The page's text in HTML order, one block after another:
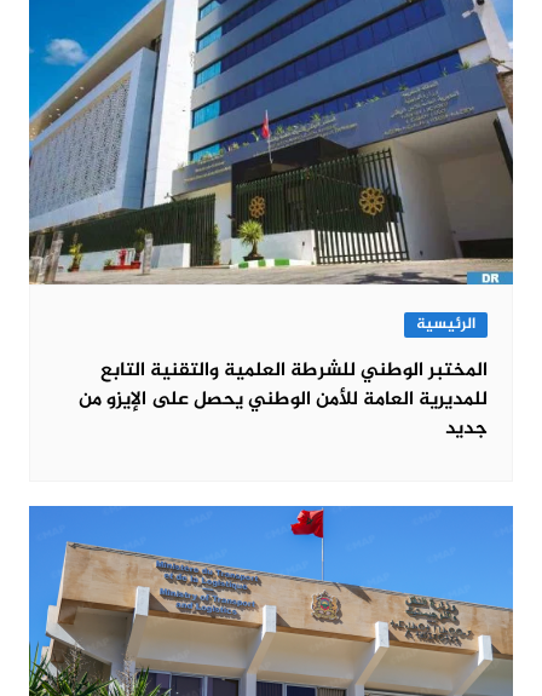
الرئيسية
المختبر الوطني للشرطة العلمية والتقنية التابع
للمديرية العامة للأمن الوطني يحصل على الإيزو من
جديد